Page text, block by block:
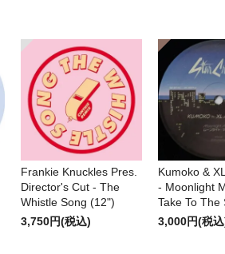
Frankie Knuckles Pres.
Director's Cut - The
Whistle Song (12")
3,750円(税込)
Kumoko &
- Moonlight
Take To The
3,000円(税